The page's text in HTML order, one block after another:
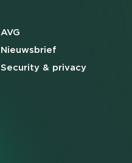
AVG
Nieuwsbrief
Security & privacy